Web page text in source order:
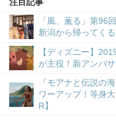
「風、薫る」第
新潟から帰ってく
【ディズニー】
が主役！新アンバ
『モアナと伝説の
ワーアップ！等身
R】